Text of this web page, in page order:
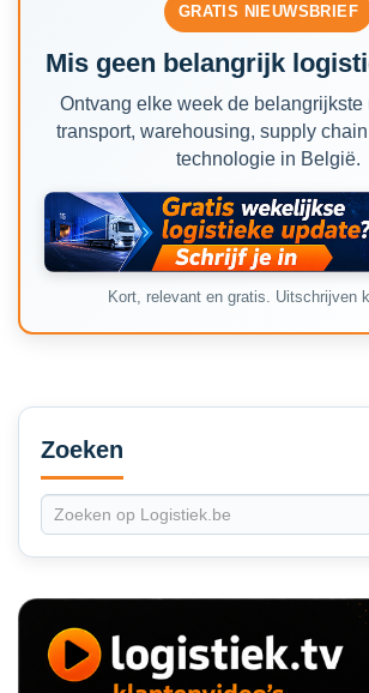
GRATIS NIEUWSBRIEF
Mis geen belangrijk
Ontvang elke week de belangrijkste
transport, warehousing, supply
technologie in België.
Kort, relevant en gratis. Uitschrijven
Secondary
Sidebar
Zoeken